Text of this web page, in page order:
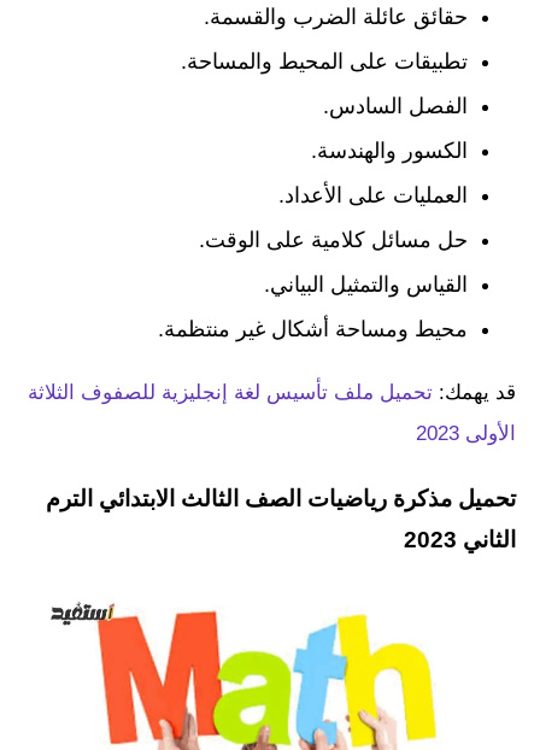
حقائق عائلة الضرب والقسمة.
تطبيقات على المحيط والمساحة.
الفصل السادس.
الكسور والهندسة.
العمليات على الأعداد.
حل مسائل كلامية على الوقت.
القياس والتمثيل البياني.
محيط ومساحة أشكال غير منتظمة.
قد يهمك: تحميل ملف تأسيس لغة إنجليزية للصفوف الثلاثة
الأولى 2023
تحميل مذكرة رياضيات الصف الثالث الابتدائي الترم
الثاني 2023